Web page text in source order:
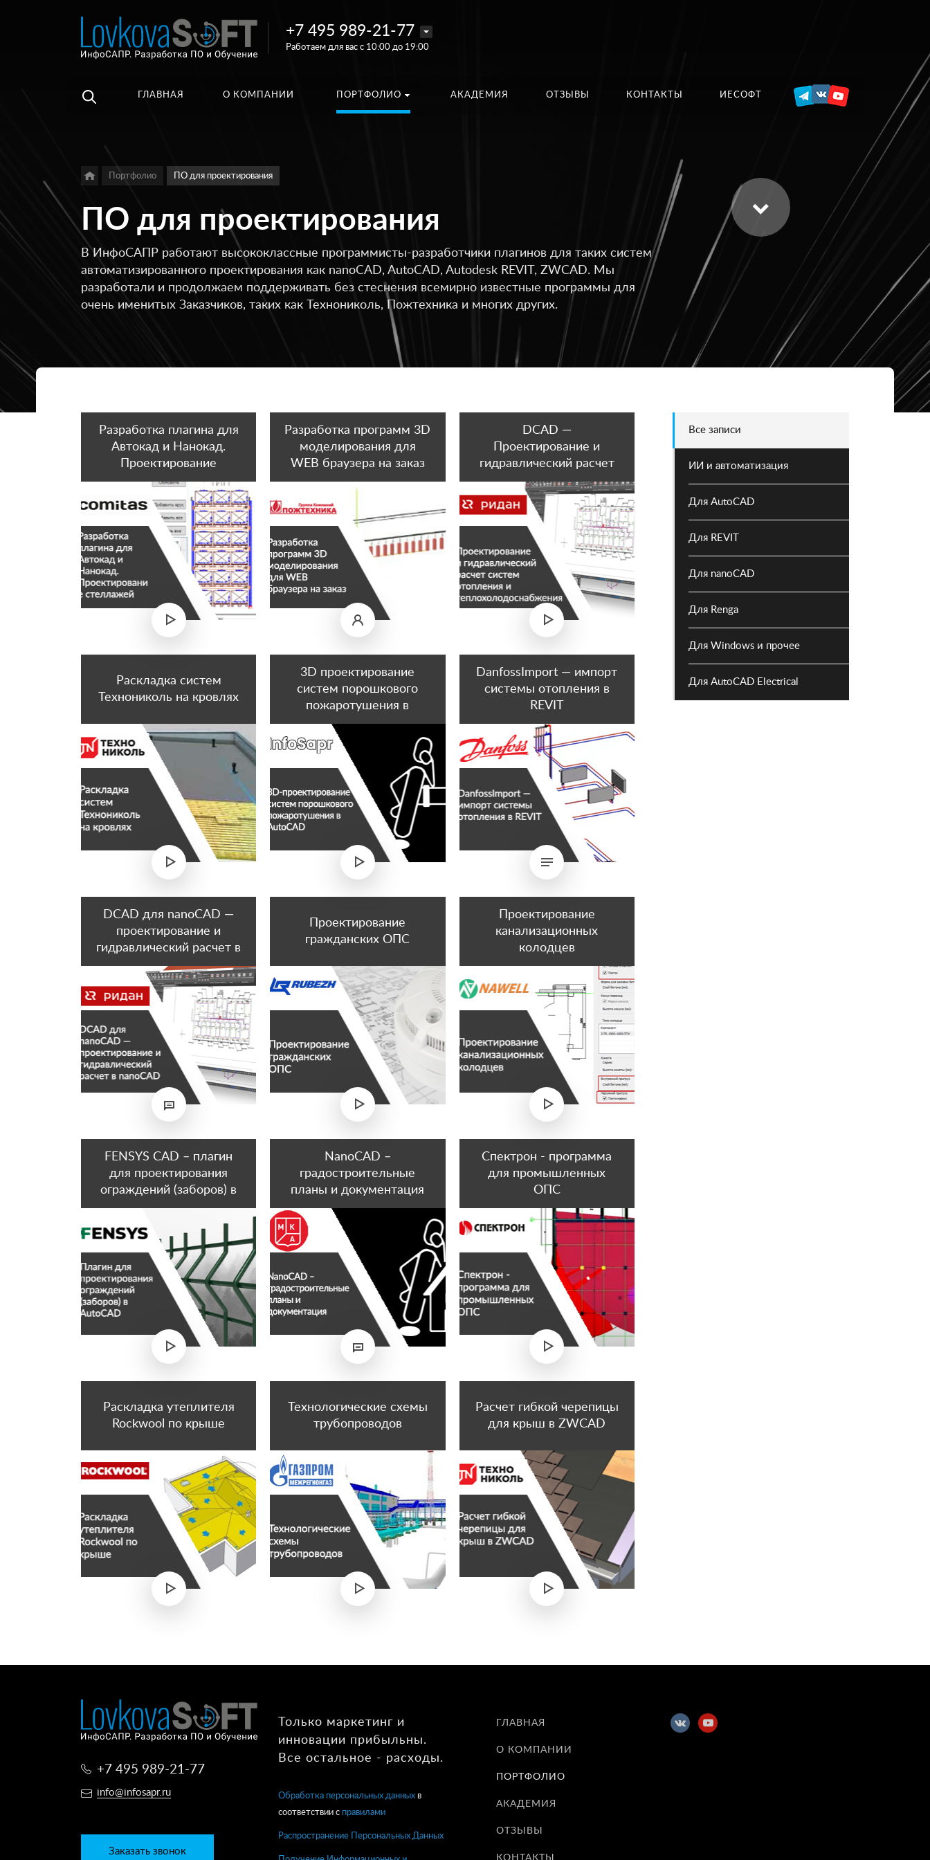
Найти
+7 495 989-21-77
Работаем для вас с 10:00 до 19:00
ГЛАВНАЯ О КОМПАНИИ ПОРТФОЛИО АКАДЕМИЯ ОТЗЫВЫ КОНТАКТЫ ИЕСОФТ
Портфолио ПО для проектирования
ПО для проектирования
В ИнфоСАПР работают высококлассные программисты-разработчики плагинов для таких систем
автоматизированного проектирования как nanoCAD, AutoCAD, Autodesk REVIT, ZWCAD. Мы
разработали и продолжаем поддерживать без стеснения всемирно известные программы для
очень именитых Заказчиков, таких как Технониколь, Пожтехника и многих других.
Разработка плагина для
Автокад и Нанокад.
Проектирование
стеллажей
Разработка программ 3D
моделирования для
WEB браузера на заказ
DCAD —
Проектирование и
гидравлический расчет
систем отопления и
теплохолодоснабжения
в AutoCAD и nanoCAD на
оборудовании РИДАН
(бывш. Danfoss)
Раскладка систем
Технониколь на кровлях
3D проектирование
систем порошкового
пожаротушения в
AutoCAD
DanfossImport — импорт
системы отопления в
REVIT
DCAD для nanoCAD —
проектирование и
гидравлический расчет в
nanoCAD для компании
РИДАН (Данфосс)
Проектирование
гражданских ОПС
Проектирование
канализационных
колодцев
FENSYS CAD – плагин
для проектирования
ограждений (заборов) в
AutoCAD
NanoCAD –
градостроительные
планы и документация
Спектрон - программа
для промышленных
ОПС
Раскладка утеплителя
Rockwool по крыше
Технологические схемы
трубопроводов
Расчет гибкой черепицы
для крыш в ZWCAD
Все записи
ИИ и автоматизация
Для AutoCAD
Для REVIT
Для nanoCAD
Для Renga
Для Windows и прочее
Для AutoCAD Electrical
+7 495 989-21-77
info@infosapr.ru
Заказать звонок
Только маркетинг и
инновации прибыльны.
Все остальное - расходы.
Обработка персональных данных в
соответствии с правилами
Распространение Персональных Данных
ГЛАВНАЯ
О КОМПАНИИ
ПОРТФОЛИО
АКАДЕМИЯ
ОТЗЫВЫ
КОНТАКТЫ